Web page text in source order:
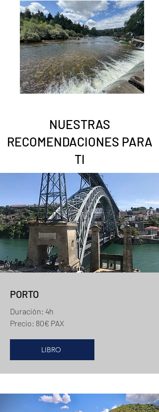
NUESTRAS
RECOMENDACIONES PARA
TI
PORTO
Duración: 4h
Precio: 80€ PAX
LIBRO